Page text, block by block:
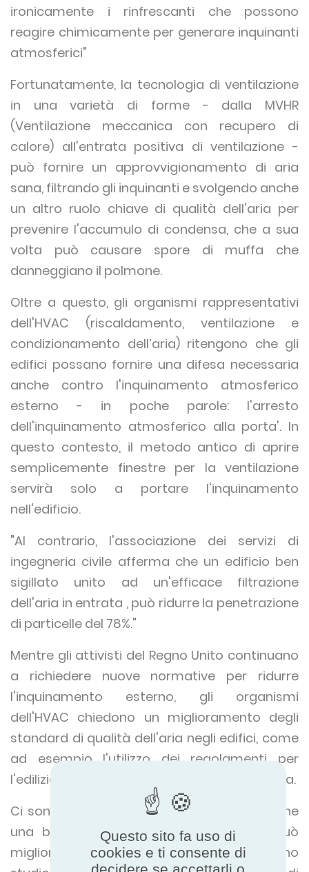
ironicamente i rinfrescanti che possono
reagire chimicamente per generare inquinanti
atmosferici"
Fortunatamente, la tecnologia di ventilazione
in una varietà di forme - dalla MVHR
(Ventilazione meccanica con recupero di
calore) all'entrata positiva di ventilazione -
può fornire un approvvigionamento di aria
sana, filtrando gli inquinanti e svolgendo anche
un altro ruolo chiave di qualità dell'aria per
prevenire l'accumulo di condensa, che a sua
volta può causare spore di muffa che
danneggiano il polmone.
Oltre a questo, gli organismi rappresentativi
dell'HVAC (riscaldamento, ventilazione e
condizionamento dell’aria) ritengono che gli
edifici possano fornire una difesa necessaria
anche contro l'inquinamento atmosferico
esterno - in poche parole: l'arresto
dell'inquinamento atmosferico alla porta'. In
questo contesto, il metodo antico di aprire
semplicemente finestre per la ventilazione
servirà solo a portare l'inquinamento
nell'edificio.
"Al contrario, l'associazione dei servizi di
ingegneria civile afferma che un edificio ben
sigillato unito ad un'efficace filtrazione
dell'aria in entrata , può ridurre la penetrazione
di particelle del 78%."
Mentre gli attivisti del Regno Unito continuano
a richiedere nuove normative per ridurre
l'inquinamento esterno, gli organismi
dell'HVAC chiedono un miglioramento degli
standard di qualità dell'aria negli edifici, come
ad esempio l'utilizzo dei regolamenti per
l'edilizia per l'uso della ventilazione meccanica.
Ci sono anche prove recenti sulla ricerca che
una buona qualità dell'aria negli uffici può
migliorare anche il pensiero dei lavoratori. Uno
Questo sito fa uso di
cookies e ti consente di
decidere se accettarli o